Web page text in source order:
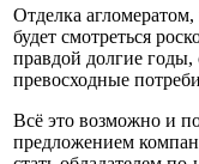
Отделка
будет смотреться
правдой долгие
превосходные
Всё это возможно и
предложением